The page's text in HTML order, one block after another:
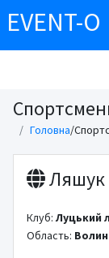
EVENT-O
Головна/
Ляшук
Клуб: Луцький
Область: